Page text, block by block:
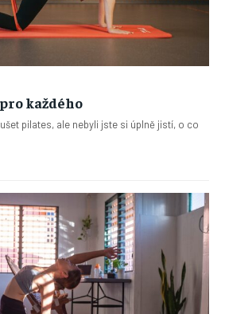
každého
pilates, ale nebyli jste si úplně jistí, o co